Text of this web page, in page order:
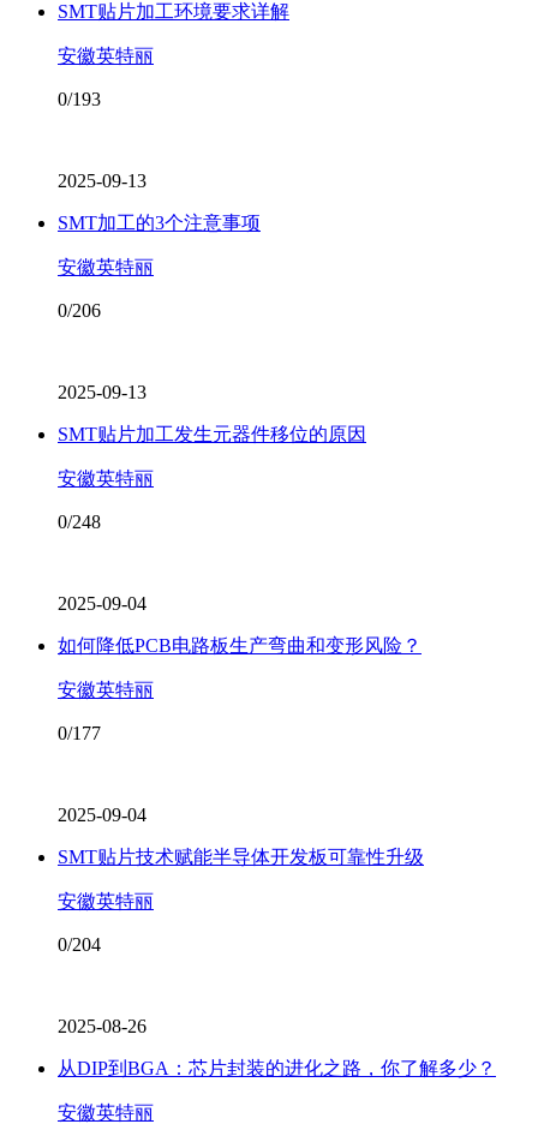
SMT贴片加工环境要求详解
安徽英特丽
0/193
2025-09-13
SMT加工的3个注意事项
安徽英特丽
0/206
2025-09-13
SMT贴片加工发生元器件移位的原因
安徽英特丽
0/248
2025-09-04
如何降低PCB电路板生产弯曲和变形风险？
安徽英特丽
0/177
2025-09-04
SMT贴片技术赋能半导体开发板可靠性升级
安徽英特丽
0/204
2025-08-26
从DIP到BGA：芯片封装的进化之路，你了解多少？
安徽英特丽